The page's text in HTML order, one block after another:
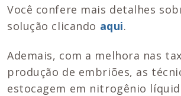
Você confere mais detalhes
solução clicando aqui.
Ademais, com a melhora nas
produção de embriões, as
estocagem em nitrogênio